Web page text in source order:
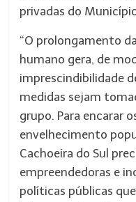
privadas do
“O prolongamento
humano gera, de
imprescindibilidade
medidas sejam
grupo. Para encarar
envelhecimento
Cachoeira do Sul
empreendedoras e
políticas públicas